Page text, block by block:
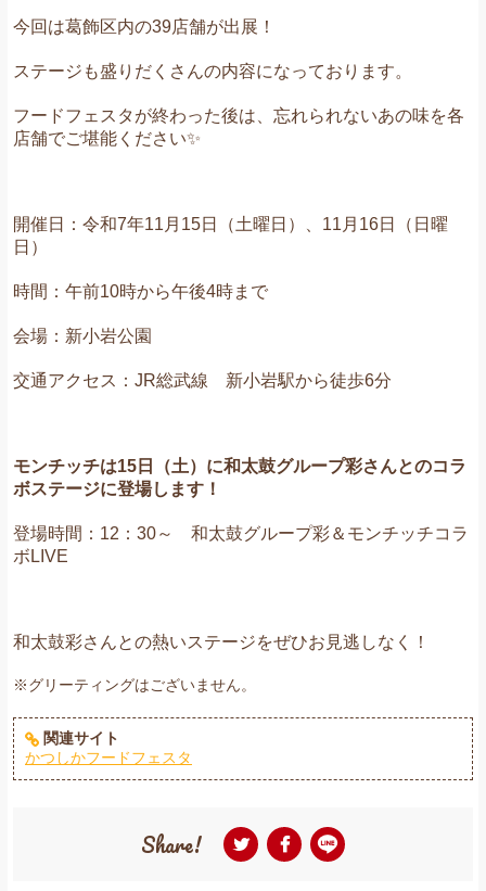
今回は葛飾区内の39店舗が出展！
ステージも盛りだくさんの内容になっております。
フードフェスタが終わった後は、忘れられないあの味を各
店舗でご堪能ください✨
開催日： 令和7年11月15日（土曜日）、11月16日（日曜
日）
時間： 午前10時から午後4時まで
会場：新小岩公園
交通アクセス：JR総武線 新小岩駅から徒歩6分
モンチッチは15日（土）に和太鼓グループ彩さんとのコラ
ボステージに登場します！
登場時間：12：30～ 和太鼓グループ彩＆モンチッチコラ
ボLIVE
和太鼓彩さんとの熱いステージをぜひお見逃しなく！
※グリーティングはございません。
関連サイト
かつしかフードフェスタ
Share!